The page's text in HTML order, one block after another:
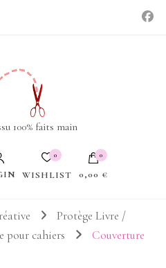
100% faits main
0
WISHLIST
0
0,00 €
est vide.Protège Livre /
pour cahiers
Couverture